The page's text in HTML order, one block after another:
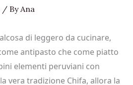
/ By Ana
di leggero da cucinare,
antipasto che come piatto
elementi peruviani con
vera tradizione Chifa, allora la